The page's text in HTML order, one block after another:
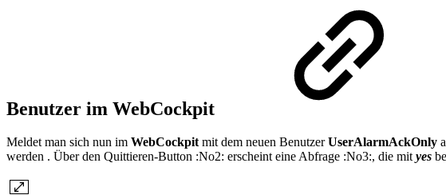
Benutzer im WebCockpit
Meldet man sich nun im WebCockpitmit dem neuen BenutzerUserAlarmAckOnly
werden . Über den Quittieren-Button :No2: erscheint eine Abfrage :No3:, die mityes